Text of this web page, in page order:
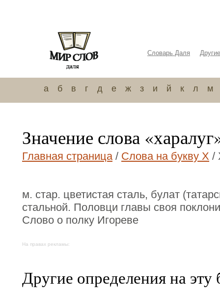
Словарь Даля
а б в г д е ж з и й к л м
Значение слова
Главная страница/ Слова на букву Х /
м. стар. цветистая сталь, булат
стальной. Половци главы своя
Слово о полку Игореве
На правах рекламы:
Другие определения на эту